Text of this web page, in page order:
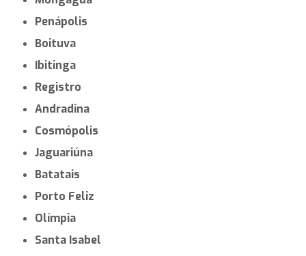
Penápolis
Boituva
Ibitinga
Registro
Andradina
Cosmópolis
Jaguariúna
Batatais
Porto Feliz
Olímpia
Santa Isabel